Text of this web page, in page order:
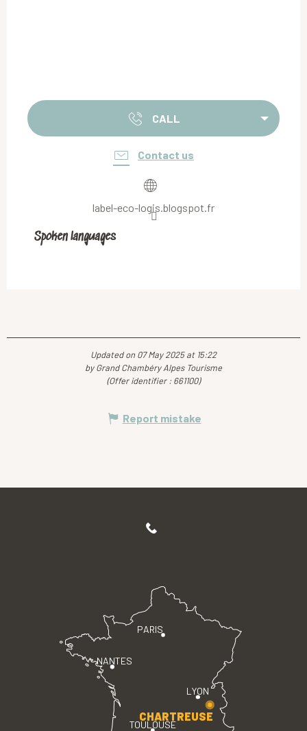
CALL
Contact us
label-eco-logis.blogspot.fr
Spoken languages
Spoken languages
Updated on 07 May 2025 at 15:22
by Grand Chambéry Alpes Tourisme
(Offer identifier : 661100)
Report mistake
PARIS
LYON
TOULOUSE
NANTES
CHARTREUSE